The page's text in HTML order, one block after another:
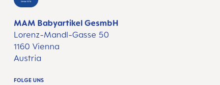
MAM Babyartikel GesmbH
Lorenz-Mandl-Gasse 50
1160 Vienna
Austria
FOLGE UNS